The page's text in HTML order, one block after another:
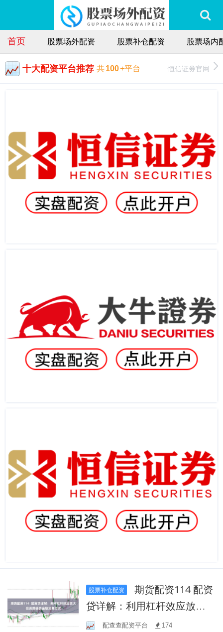
首页 股票场外配资 股票补仓配资 股票场内
十大配资平台推荐 共100+平台 恒信证券官网
股票补仓配资
期货配资114 配资
贷详解：利用杠杆效应放大
投资规模的金融交易方式
配查查配资平台 174